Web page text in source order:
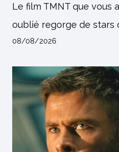
Le film TMNT que vous
oublié regorge de stars
08/08/2026